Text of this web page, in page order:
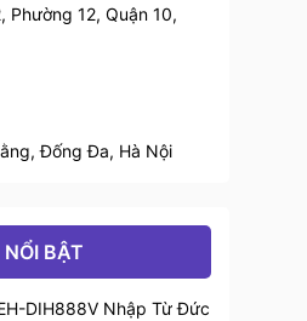
tắt bếp khi để quên,
(Pháp)
12, Quận 10,
Đống Đa, Hà Nội
BẬT
DIH888V Nhập Từ Đức